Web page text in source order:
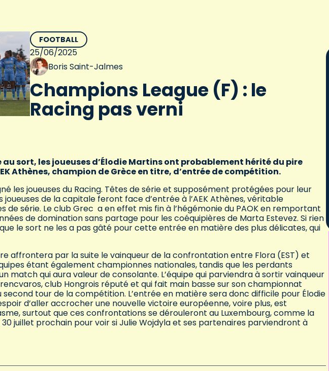
FOOTBALL
25/06/2025
Boris Saint-Jalmes
Champions League (F) : le
Racing pas verni
sort, les joueuses d’Élodie Martins ont probablement hérité du pire
Athènes, champion de Grèce en titre, d’entrée de compétition.
les joueuses du Racing. Têtes de série et supposément protégées pour leur
de la capitale feront face d’entrée à l’AEK Athènes, véritable
de série. Le club Grec a en effet mis fin à l’hégémonie du PAOK en remportant
de domination sans partage pour les coéquipières de Marta Estevez. Si rien
le sort ne les a pas gâté pour cette entrée en matière des plus délicates, qui
affrontera par la suite le vainqueur de la confrontation entre Flora (EST) et
étant également championnes nationales, tandis que les perdants
match qui aura valeur de consolante. L’équipe qui parviendra à sortir vainqueur
club Hongrois réputé et qui fait main basse sur son championnat
second tour de la compétition. L’entrée en matière sera donc difficile pour Élodie
d’aller accrocher une nouvelle victoire européenne, voire plus, est
surtout que ces confrontations se dérouleront au Luxembourg, comme la
30 juillet prochain pour voir si Julie Wojdyla et ses partenaires parviendront à